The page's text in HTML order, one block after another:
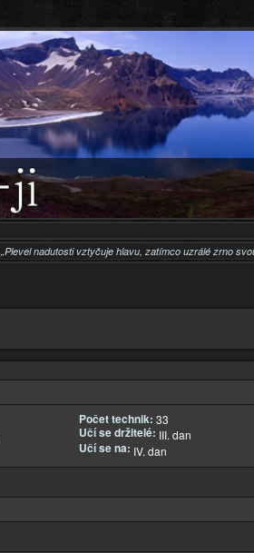
hlavnímu
obsahu
„Plevel nadutosti vztyčuje hlavu, zatímco uzrálé zrno
Počet technik:33
Učí se držitelé: III. dan
Učí se na: IV. dan